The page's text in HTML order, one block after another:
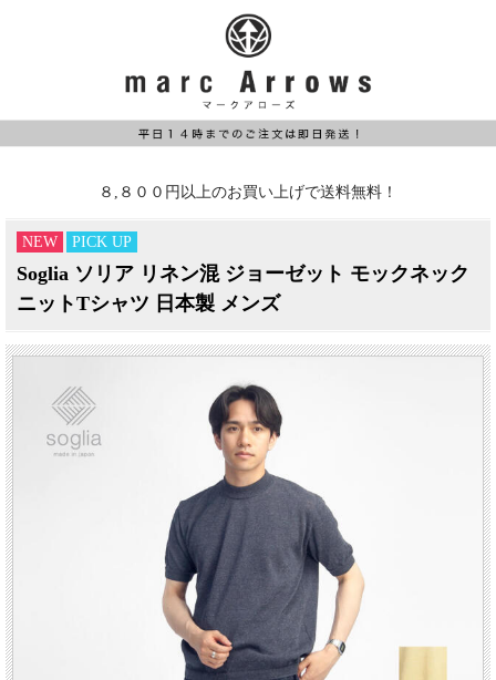
８,８００円以上のお買い上げで送料無料！
NEW PICK UP
Soglia ソリア リネン混 ジョーゼット モックネック
ニットTシャツ 日本製 メンズ